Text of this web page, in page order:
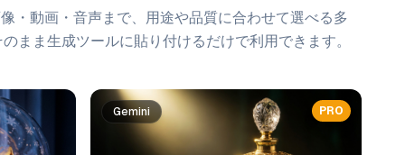
・動画・音声まで、用途や品質に合わせて選べる多
まま生成ツールに貼り付けるだけで利用できます。
PRO
Gemini